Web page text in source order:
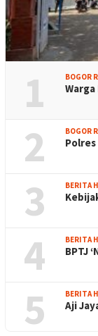
1 BOGOR
2 BOGOR
3 BERITA
4 BERITA
BPTJ
5 BERITA
Aji